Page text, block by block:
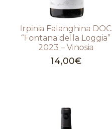
Irpinia Falanghina DOC
“Fontana della Loggia”
2023 – Vinosia
14,00€